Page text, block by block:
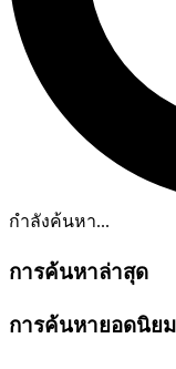
กำลังค้นหา...
การค้นหาล่าสุด
การค้นหายอดนิยม